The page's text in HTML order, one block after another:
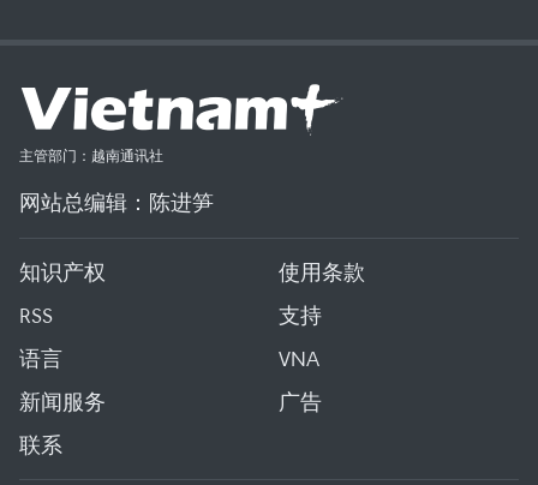
主管部门：越南通讯社
网站总编辑：陈进笋
知识产权
使用条款
RSS
支持
语言
VNA
新闻服务
广告
联系